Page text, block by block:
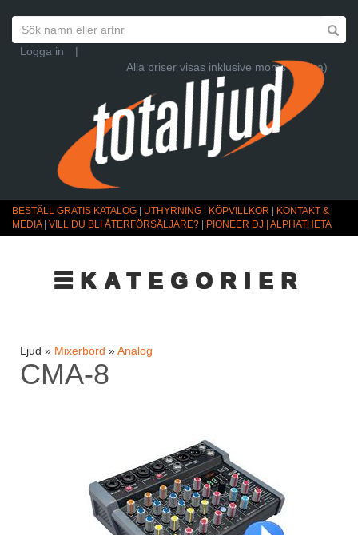
Logga in
|
Alla priser visas inklusive moms (Ändra)
BESTÄLL GRATIS KATALOG UTHYRNING KÖPVILLKOR
KONTAKT &
MEDIA| VILL DU BLI ÅTERFÖRSÄLJARE? PIONEER DJ | ALPHATHETA
☰KATEGORIER
Ljud » Mixerbord »Analog
CMA-8